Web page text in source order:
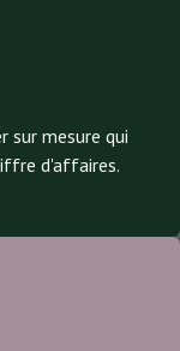
sur mesure qui
d'affaires.